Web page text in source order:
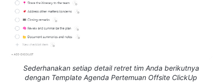
Sederhanakan setiap detail retret tim Anda berikutnya
dengan Template Agenda Pertemuan Offsite ClickUp